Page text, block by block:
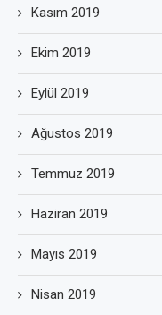
Kasım 2019
Ekim 2019
Eylül 2019
Ağustos 2019
Temmuz 2019
Haziran 2019
Mayıs 2019
Nisan 2019